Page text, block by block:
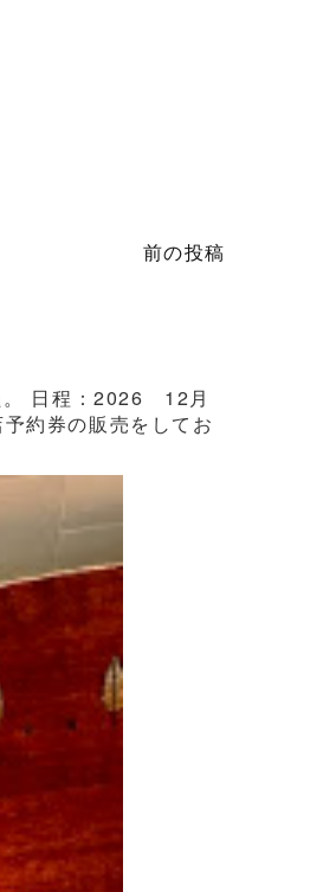
前の投稿
。 日程：2026 12月
約券の販売をしてお